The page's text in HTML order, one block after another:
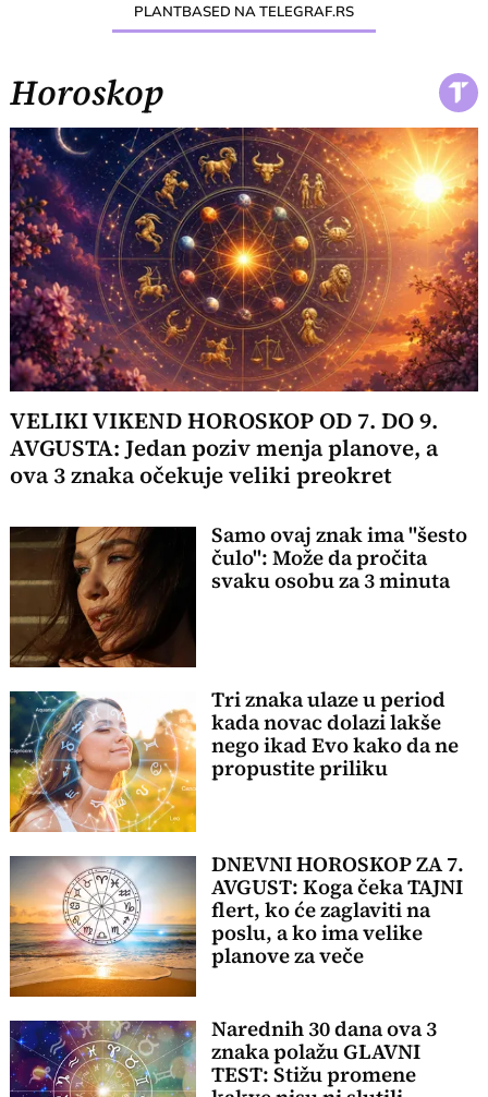
PLANTBASED NA TELEGRAF.RS
Horoskop
VELIKI VIKEND HOROSKOP OD 7. DO 9.
AVGUSTA: Jedan poziv menja planove, a
ova 3 znaka očekuje veliki preokret
Samo ovaj znak ima "šesto
čulo": Može da pročita
svaku osobu za 3 minuta
Tri znaka ulaze u period
kada novac dolazi lakše
nego ikad Evo kako da ne
propustite priliku
DNEVNI HOROSKOP ZA 7.
AVGUST: Koga čeka TAJNI
flert, ko će zaglaviti na
poslu, a ko ima velike
planove za veče
Narednih 30 dana ova 3
znaka polažu GLAVNI
TEST: Stižu promene